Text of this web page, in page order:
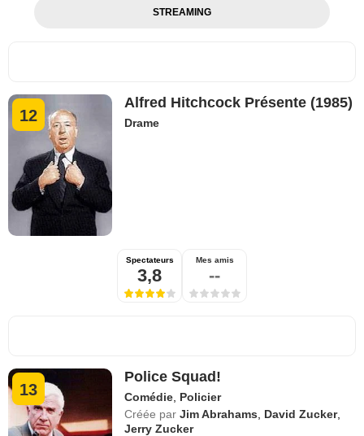
STREAMING
12
Alfred Hitchcock Présente (1985)
Drame
Spectateurs
3,8
Mes amis
--
13
Police Squad!
Comédie Policier
Créée par Jim Abrahams David Zucker,
Jerry Zucker